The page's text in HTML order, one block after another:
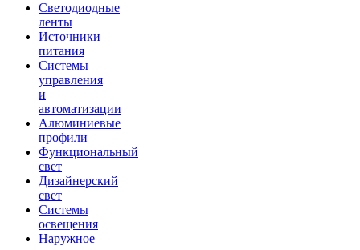
Светодиодные
ленты
Источники
питания
Системы
управления
и
автоматизации
Алюминиевые
профили
Функциональный
свет
Дизайнерский
свет
Системы
освещения
Наружное